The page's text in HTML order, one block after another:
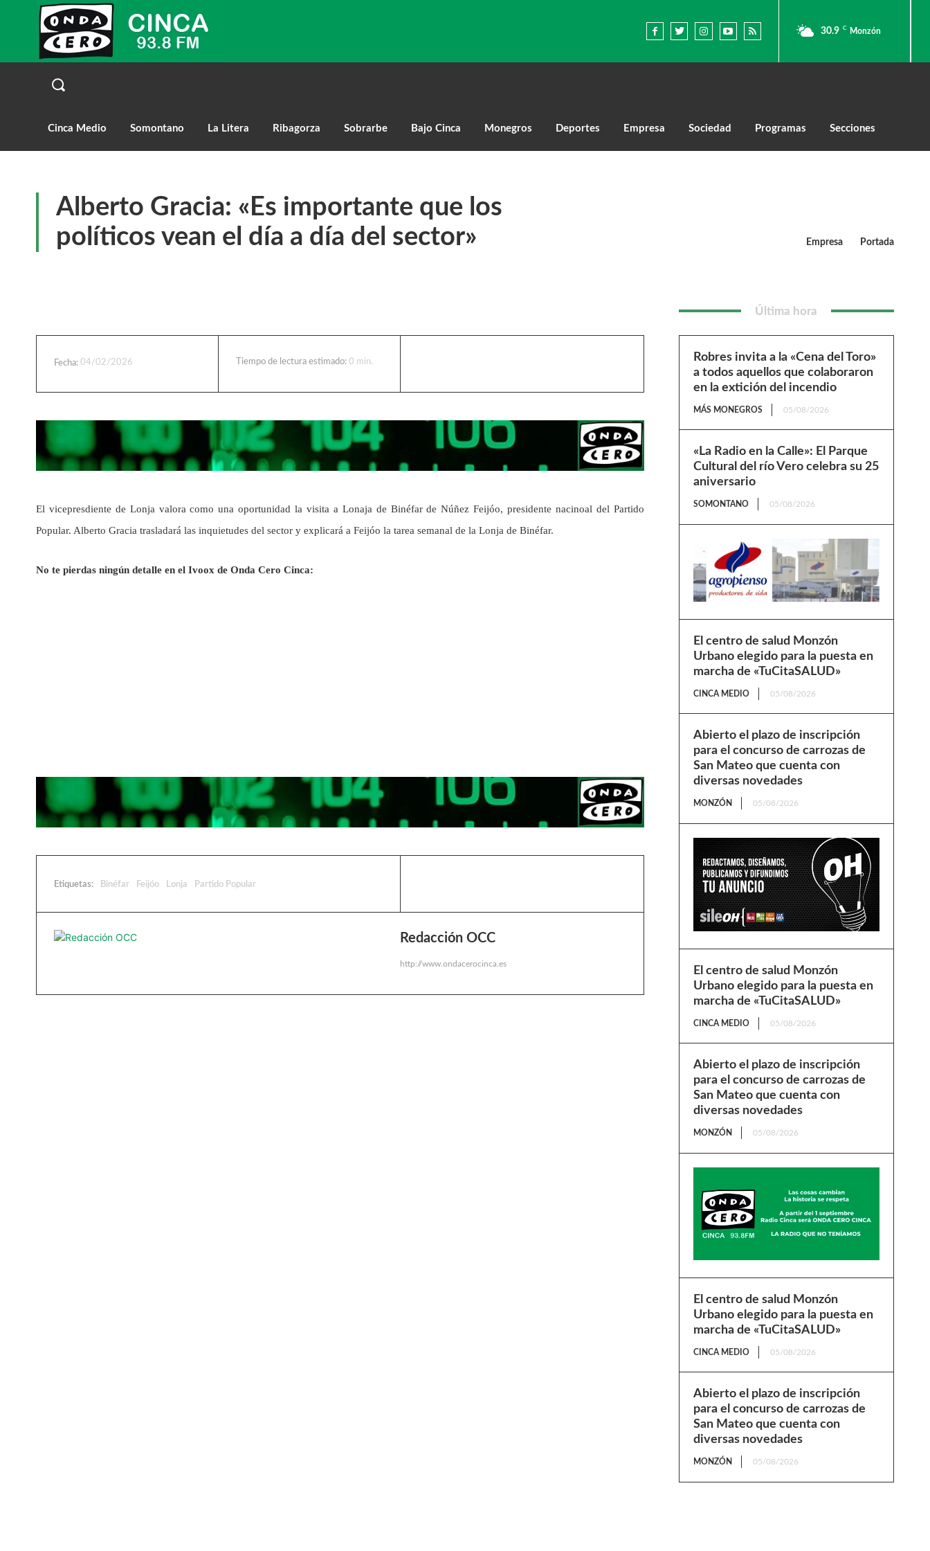
30.9 C Monzón
Cinca Medio Somontano La Litera Ribagorza Sobrarbe Bajo Cinca Monegros Deportes Empresa Sociedad Programas Secciones
Alberto Gracia: «Es importante que los
políticos vean el día a día del sector»
Empresa Portada
Fecha: 04/02/2026 Tiempo de lectura estimado:0 min.
El vicepresdiente de Lonja valora como una oportunidad la visita a Lonaja de Binéfar de Núñez Feijóo, presidente nacinoal del Partido
Popular. Alberto Gracia trasladará las inquietudes del sector y explicará a Feijóo la tarea semanal de la Lonja de Binéfar.
No te pierdas ningún detalle en el Ivoox de Onda Cero Cinca:
Etiquetas: Binéfar Feijóo Lonja Partido Popular
Redacción OCC
http://www.ondacerocinca.es
Última hora
Robres invita a la «Cena del Toro»
a todos aquellos que colaboraron
en la extición del incendio
MÁS MONEGROS 05/08/2026
«La Radio en la Calle»: El Parque
Cultural del río Vero celebra su 25
aniversario
SOMONTANO 05/08/2026
El centro de salud Monzón
Urbano elegido para la puesta en
marcha de «TuCitaSALUD»
CINCA MEDIO 05/08/2026
Abierto el plazo de inscripción
para el concurso de carrozas de
San Mateo que cuenta con
diversas novedades
MONZÓN 05/08/2026
El centro de salud Monzón
Urbano elegido para la puesta en
marcha de «TuCitaSALUD»
CINCA MEDIO 05/08/2026
Abierto el plazo de inscripción
para el concurso de carrozas de
San Mateo que cuenta con
diversas novedades
MONZÓN 05/08/2026
El centro de salud Monzón
Urbano elegido para la puesta en
marcha de «TuCitaSALUD»
CINCA MEDIO 05/08/2026
Abierto el plazo de inscripción
para el concurso de carrozas de
San Mateo que cuenta con
diversas novedades
MONZÓN 05/08/2026